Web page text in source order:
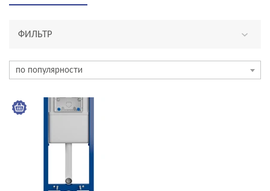
ФИЛЬТР
инсталляции и комплекты
ТИП ПРОДУКТА
по популярности